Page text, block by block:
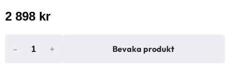
2 898 kr
- + Bevaka produkt